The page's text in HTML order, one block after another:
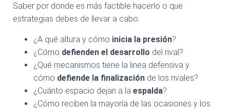
Saber por donde es más factible hacerlo o que
estrategias debes de llevar a cabo.
¿A qué altura y cómo inicia la presión?
¿Cómo defienden el desarrollo del rival?
¿Qué mecanismos tiene la linea defensiva y
cómo defiende la finalización de los rivales?
¿Cuánto espacio dejan a la espalda?
¿Cómo reciben la mayoría de las ocasiones y los